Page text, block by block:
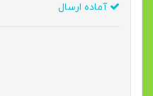
آماده ارسال